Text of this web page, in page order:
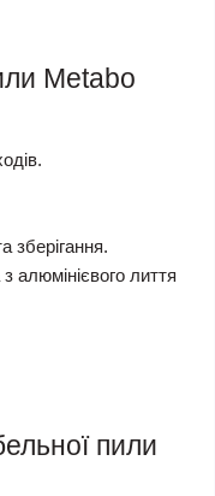
Metabo
зберігання.
алюмінієвого лиття
пили